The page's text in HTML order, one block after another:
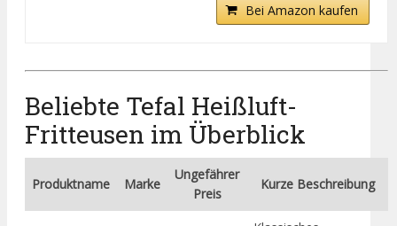
Bei Amazon kaufen
Beliebte Tefal Heißluft-
Fritteusen im Überblick
Produktname Marke
Ungefährer
Preis
Kurze Beschreibung